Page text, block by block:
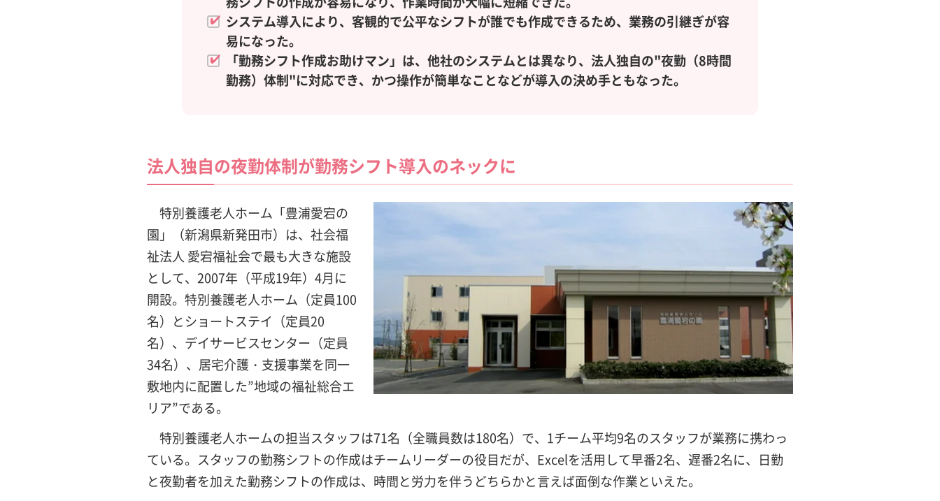
システム導入により、客観的で公平なシフトが誰でも作成できるため、業務の引継ぎが容
易になった。
「勤務シフト作成お助けマン」は、他社のシステムとは異なり、法人独自の"夜勤（8時間
勤務）体制"に対応でき、かつ操作が簡単なことなどが導入の決め手ともなった。
法人独自の夜勤体制が勤務シフト導入のネックに
特別養護老人ホーム「豊浦愛宕の
園」（新潟県新発田市）は、社会福
祉法人 愛宕福祉会で最も大きな施設
として、2007年（平成19年）4月に
開設。特別養護老人ホーム（定員100
名）とショートステイ（定員20
名）、デイサービスセンター（定員
34名）、居宅介護・支援事業を同一
敷地内に配置した”地域の福祉総合エ
リア”である。
特別養護老人ホームの担当スタッフは71名（全職員数は180名）で、1チーム平均9名のスタッフが業務に携わっ
ている。スタッフの勤務シフトの作成はチームリーダーの役目だが、Excelを活用して早番2名、遅番2名に、日勤
と夜勤者を加えた勤務シフトの作成は、時間と労力を伴うどちらかと言えば面倒な作業といえた。